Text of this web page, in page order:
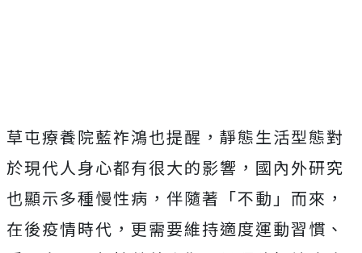
草屯療養院藍祚鴻也提醒，靜態生活型態對
於現代人身心都有很大的影響，國內外研究
也顯示多種慢性病，伴隨著「不動」而來，
在後疫情時代，更需要維持適度運動習慣、